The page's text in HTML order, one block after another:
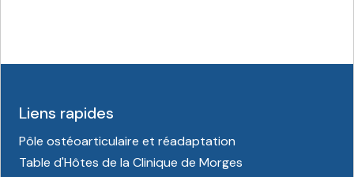
Liens rapides
Pôle ostéoarticulaire et réadaptation
Table d'Hôtes de la Clinique de Morges